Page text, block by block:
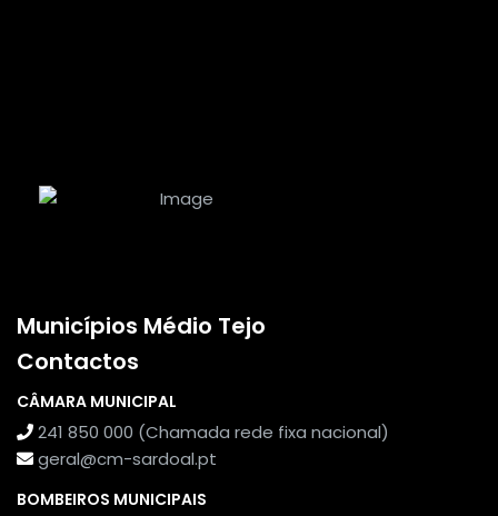
Municípios Médio Tejo
Contactos
CÂMARA MUNICIPAL
241 850 000 (Chamada rede fixa nacional)
geral@cm-sardoal.pt
BOMBEIROS MUNICIPAIS